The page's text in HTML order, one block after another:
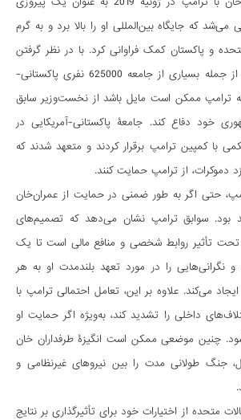
می‌شد که جایگاه بین‌المللی او را بالا برد و به گرم
و پاکستان کمک فراوانی کرد. با در نظر گرفتن
آن زمان‌ها، حامیانِ خان، از جمله بسیاری از جامعه 625000 نفری پاکستانی-
که ترامپ ممکن است مایل باشد از نخست‌وزیر سابق
خود دفاع کند. جامعۀ پاکستانی-آمریکایی در
با کمپین ترامپ برقرار کردند و متعهد شدند که
دموکرات، از ترامپ حمایت کنند.
حتی اگر به طور ضمنی در حمایت از عمران‌خان
بود. سوابق ترامپ نشان می‌دهد که تصمیم‌های
تأثیر روابط شخصی و منافع مالی است تا یک
و نگرانی‌هایی را در مورد تعهد بلندمدت او به هر
می‌کند. علاوه بر این، تعامل احتمالی ترامپ با
داخلی را تشدید کند، به‌ویژه اگر حمایت او
شود. چنین موضعی ممکن است انگیزۀ طرفداران خان
جنگ طولانی مدت را بین نیروهای غیرنظامی و
متحده از اختیارات خود برای تأثیرگذاری بر نتایج